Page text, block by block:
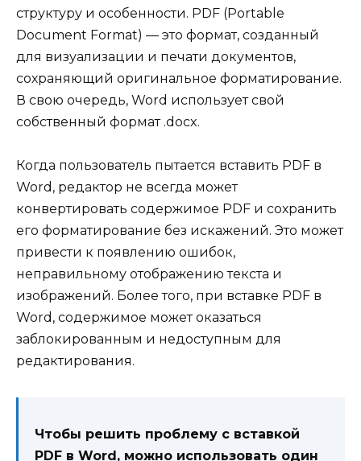
структуру и особенности. PDF (Portable
Document Format) — это формат, созданный
для визуализации и печати документов,
сохраняющий оригинальное форматирование.
В свою очередь, Word использует свой
собственный формат .docx.
Когда пользователь пытается вставить PDF в
Word, редактор не всегда может
конвертировать содержимое PDF и сохранить
его форматирование без искажений. Это может
привести к появлению ошибок,
неправильному отображению текста и
изображений. Более того, при вставке PDF в
Word, содержимое может оказаться
заблокированным и недоступным для
редактирования.
Чтобы решить проблему с вставкой
PDF в Word, можно использовать один